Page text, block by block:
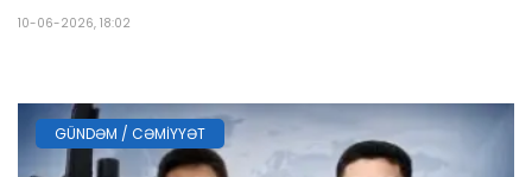
10-06-2026, 18:02
GÜNDƏM / CƏMIYYƏT